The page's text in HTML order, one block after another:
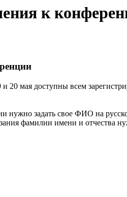
к
20 мая доступны всем
нужно задать свое ФИО на
фамилии имени и отчества